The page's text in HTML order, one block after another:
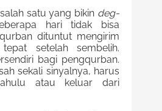
satu yang bikin deg-
hari tidak bisa
dituntut mengirim
setelah sembelih.
bagi pengqurban.
sekali sinyalnya, harus
atau keluar dari